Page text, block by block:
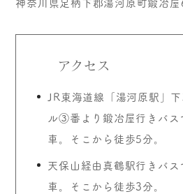
アクセス
JR東海道線「湯河原駅」
ル③番より鍛冶屋行きバス
車。そこから徒歩5分。
天保山経由真鶴駅行きバ
車。そこから徒歩3分。